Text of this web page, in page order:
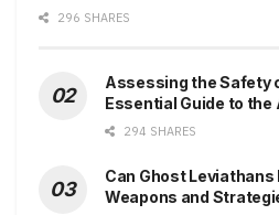
296 SHARES
Assessing the Safety
Essential Guide to
294 SHARES
Can Ghost
Weapons and